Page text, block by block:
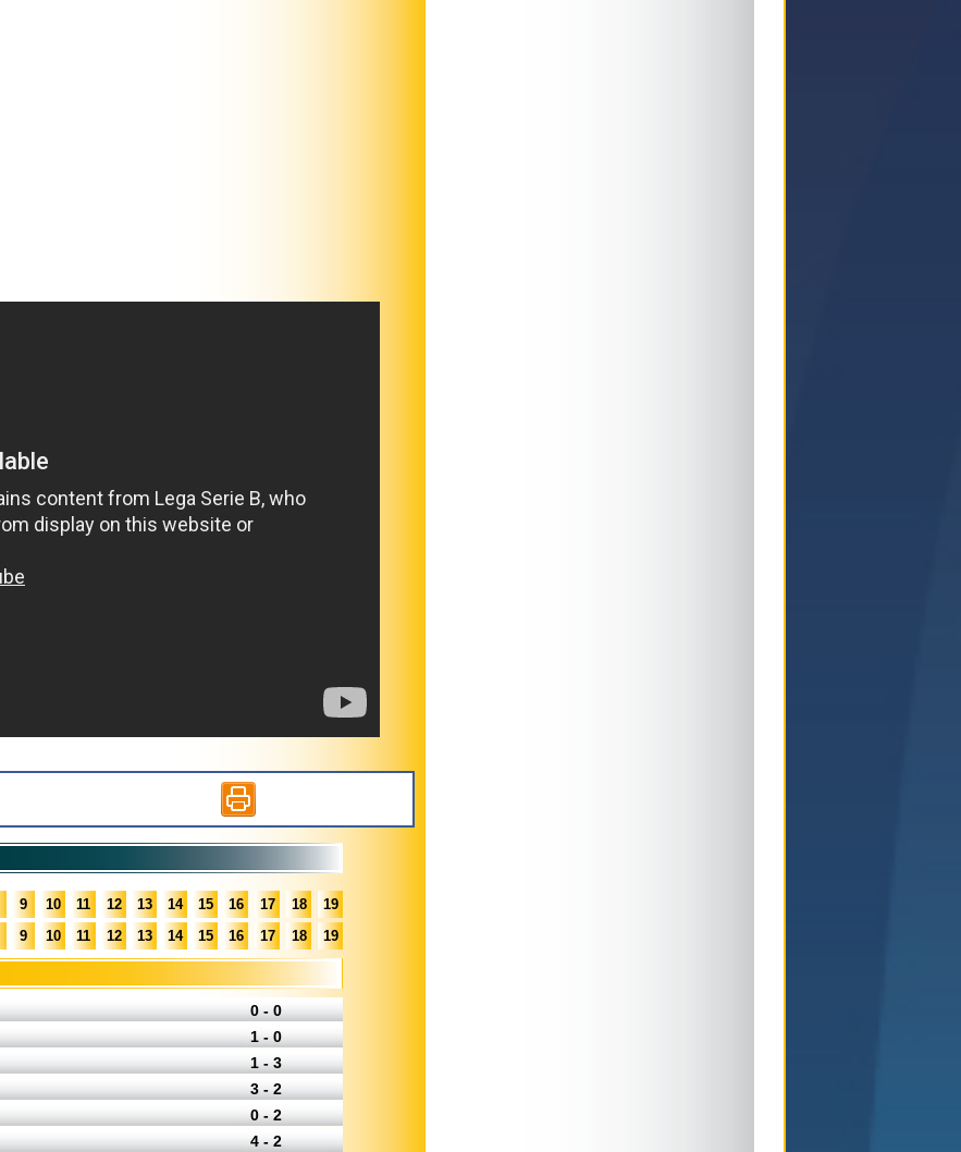
9 10 11 12 13 14 15 16 17 18 19
9 10 11 12 13 14 15 16 17 18 19
0 - 0
1 - 0
1 - 3
3 - 2
0 - 2
4 - 2